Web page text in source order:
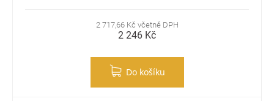
2 717,66 Kč včetně DPH
2 246 Kč
Do košíku